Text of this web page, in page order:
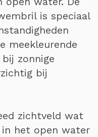
is speciaal
meekleurende
zonnige
bij
zichtveld wat
in het open water